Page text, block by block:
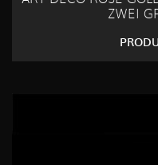
ZWEI